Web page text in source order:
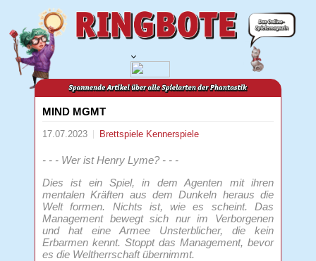
MIND MGMT
17.07.2023 Brettspiele Kennerspiele
- - - Wer ist Henry Lyme? - - -
Dies ist ein Spiel, in dem Agenten mit ihren
mentalen Kräften aus dem Dunkeln heraus die
Welt formen. Nichts ist, wie es scheint. Das
Management bewegt sich nur im Verborgenen
und hat eine Armee Unsterblicher, die kein
Erbarmen kennt. Stoppt das Management, bevor
es die Weltherrschaft übernimmt.